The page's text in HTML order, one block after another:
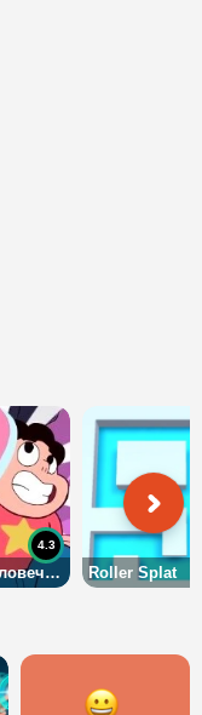
Раскраска человечков для девочек
4.3
Roller Splat